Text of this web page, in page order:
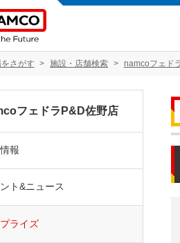
さがす 施設・店舗検索 namcoフェド
フェドラP&D佐野店
報
ト&ニュース
ライズ